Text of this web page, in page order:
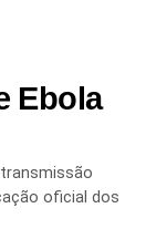
sua
e adultos de
de
objetivo
o avanço do
Ebola
oficial dos